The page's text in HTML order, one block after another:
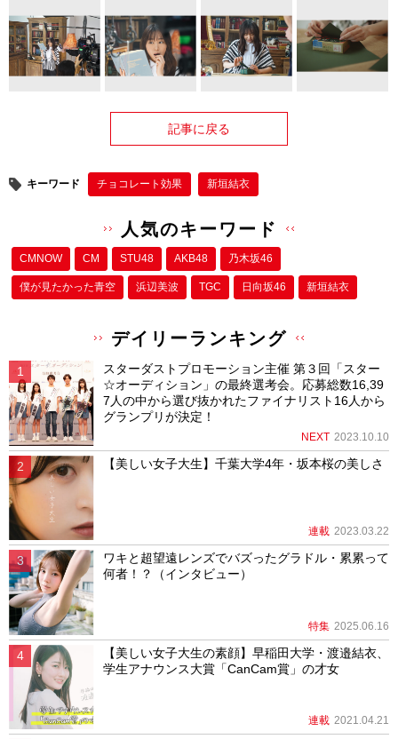
記事に戻る
キーワード チョコレート効果 新垣結衣
人気のキーワード
CMNOW CM STU48 AKB48 乃木坂46
僕が⾒たかった⻘空 浜辺美波 TGC 日向坂46 新垣結衣
デイリーランキング
スターダストプロモーション主催 第３回「スター
☆オーディション」の最終選考会。応募総数16,39
7人の中から選び抜かれたファイナリスト16人から
グランプリが決定！
NEXT 2023.10.10
【美しい女子大生】千葉大学4年・坂本桜の美しさ
連載 2023.03.22
ワキと超望遠レンズでバズったグラドル・累累って
何者！？（インタビュー）
特集 2025.06.16
【美しい女子大生の素顔】早稲田大学・渡邉結衣、
学生アナウンス大賞「CanCam賞」の才女
連載 2021.04.21